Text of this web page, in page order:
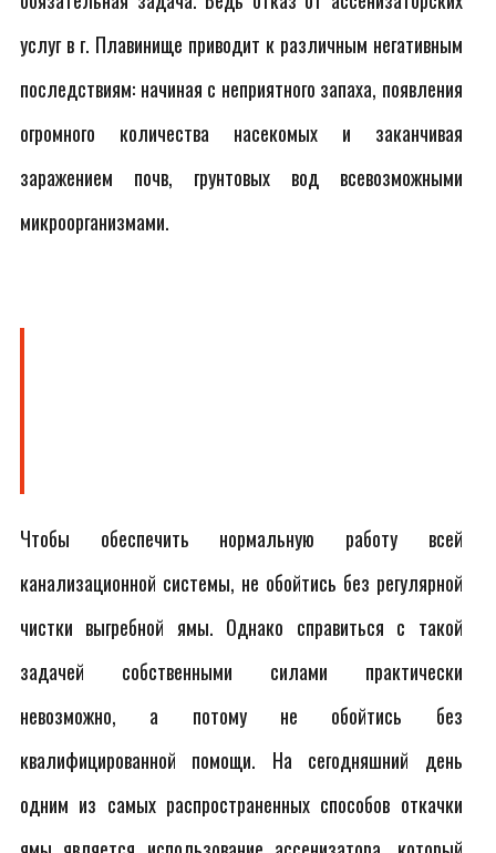
услуг в г. Плавинище приводит к различным негативным
последствиям: начиная с неприятного запаха, появления
огромного количества насекомых и заканчивая
заражением почв, грунтовых вод всевозможными
микроорганизмами.
Чтобы обеспечить нормальную работу всей
канализационной системы, не обойтись без регулярной
чистки выгребной ямы. Однако справиться с такой
задачей собственными силами практически
невозможно, а потому не обойтись без
квалифицированной помощи. На сегодняшний день
одним из самых распространенных способов откачки